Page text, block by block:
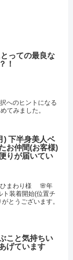
っての最良な
！
へのヒントになる
てみました。
) 下半身美人ベ
お仲間(お客様)
りが届いてい
ひまわり様 🌸年
ト装着開始(位置チ
とうございます。
こと気持ちい
げています